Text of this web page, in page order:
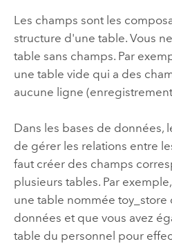
Les champs sont les
structure d'une table. Vous
table sans champs. Par
une table vide qui a des
aucune ligne
Dans les bases de données,
de gérer les relations entre
faut créer des champs
plusieurs tables. Par
une table nommée toy_store
données et que vous avez
table du personnel pour